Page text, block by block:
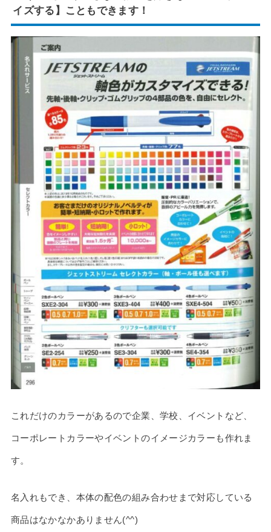
イズする】
こともできます！
これだけのカラーがあるので企業、学校、イベントなど、
コーポレートカラーやイベントのイメージカラーも作れま
す。
名入れもでき、本体の配色の組み合わせまで対応している
商品はなかなかありません(^^)